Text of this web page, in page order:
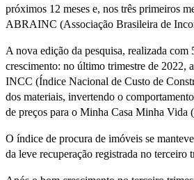
próximos 12 meses e, nos três primeiros
ABRAINC (Associação Brasileira de
A nova edição da pesquisa, realizada
crescimento: no último trimestre de 2022,
INCC (Índice Nacional de Custo de
dos materiais, invertendo o
de preços para o Minha Casa Minha
O índice de procura de imóveis se
da leve recuperação registrada no terceiro